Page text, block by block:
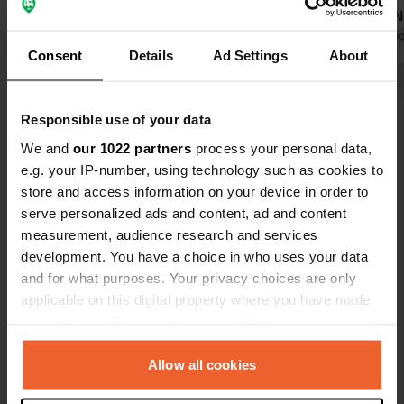
Consent Details Ad Settings About
Responsible use of your data
We and our 1022 partners process your personal data,
e.g. your IP-number, using technology such as cookies to
store and access information on your device in order to
serve personalized ads and content, ad and content
measurement, audience research and services
development. You have a choice in who uses your data
and for what purposes. Your privacy choices are only
applicable on this digital property where you have made
any time from the Cookie Declaration or by clicking on
the Privacy trigger icon.Allow all cookies
électrique d'être délogé. Il ne reste
donc plus beaucoup d'espace pour 8
propres et nettoyés régulièrement.
La visite du musée des technologies
vaut vraiment le détour. Fréquenté
par les campeurs de passage. Le
petit aérodrome voisin occasionne
quelques nuisances sonores.
pratiques.
et
serait alors
du
l'électricité,
eaux grises
Traduit par
Es-tu déjà venu ici ?
Contact
Am Technik Museum 1